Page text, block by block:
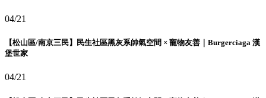
04/21
【松山區/南京三民】民生社區黑灰系帥氣空間 × 寵物友善｜Burgerciaga 漢
堡世家
04/21